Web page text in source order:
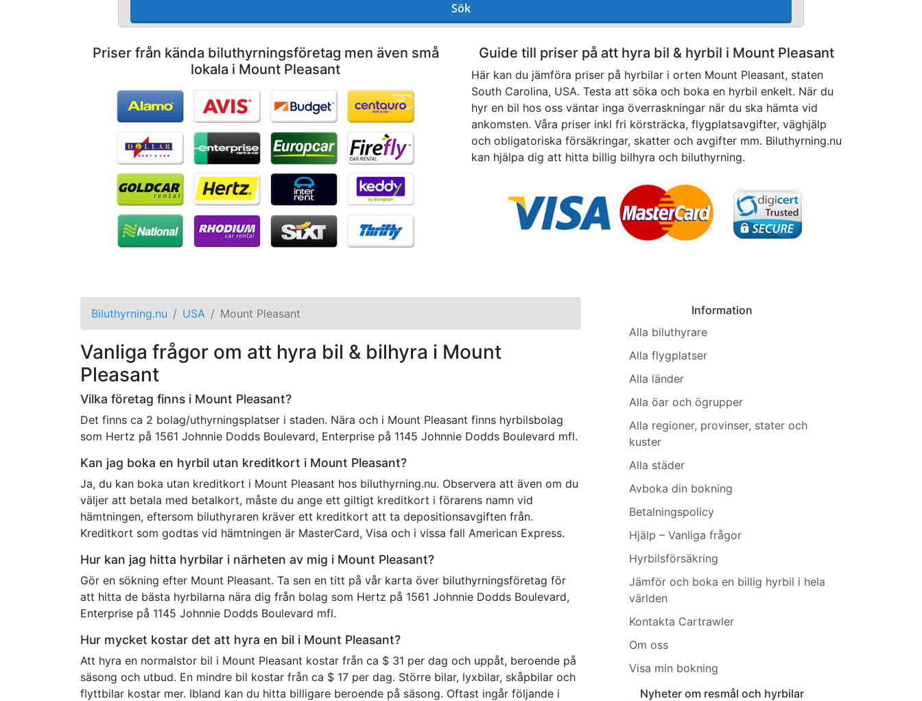
Sök
Priser från kända biluthyrningsföretag men även små
lokala i Mount Pleasant
Guide till priser på att hyra bil & hyrbil i Mount Pleasant
Här kan du jämföra priser på hyrbilar i orten Mount Pleasant, staten
South Carolina, USA. Testa att söka och boka en hyrbil enkelt. När du
hyr en bil hos oss väntar inga överraskningar när du ska hämta vid
ankomsten. Våra priser inkl fri körsträcka, flygplatsavgifter, väghjälp
och obligatoriska försäkringar, skatter och avgifter mm. Biluthyrning.nu
kan hjälpa dig att hitta billig bilhyra och biluthyrning.
Biluthyrning.nu USA Mount Pleasant
Vanliga frågor om att hyra bil & bilhyra i Mount
Pleasant
Vilka företag finns i Mount Pleasant?
Det finns ca 2 bolag/uthyrningsplatser i staden. Nära och i Mount Pleasant finns hyrbilsbolag
som Hertz på 1561 Johnnie Dodds Boulevard, Enterprise på 1145 Johnnie Dodds Boulevard mfl.
Kan jag boka en hyrbil utan kreditkort i Mount Pleasant?
Ja, du kan boka utan kreditkort i Mount Pleasant hos biluthyrning.nu. Observera att även om du
väljer att betala med betalkort, måste du ange ett giltigt kreditkort i förarens namn vid
hämtningen, eftersom biluthyraren kräver ett kreditkort att ta depositionsavgiften från.
Kreditkort som godtas vid hämtningen är MasterCard, Visa och i vissa fall American Express.
Hur kan jag hitta hyrbilar i närheten av mig i Mount Pleasant?
Gör en sökning efter Mount Pleasant. Ta sen en titt på vår karta över biluthyrningsföretag för
att hitta de bästa hyrbilarna nära dig från bolag som Hertz på 1561 Johnnie Dodds Boulevard,
Enterprise på 1145 Johnnie Dodds Boulevard mfl.
Hur mycket kostar det att hyra en bil i Mount Pleasant?
Att hyra en normalstor bil i Mount Pleasant kostar från ca $ 31 per dag och uppåt, beroende på
säsong och utbud. En mindre bil kostar från ca $ 17 per dag. Större bilar, lyxbilar, skåpbilar och
flyttbilar kostar mer. Ibland kan du hitta billigare beroende på säsong. Oftast ingår följande i
Information
Alla biluthyrare
Alla flygplatser
Alla länder
Alla öar och ögrupper
Alla regioner, provinser, stater och
kuster
Alla städer
Avboka din bokning
Betalningspolicy
Hjälp – Vanliga frågor
Hyrbilsförsäkring
Jämför och boka en billig hyrbil i hela
världen
Kontakta Cartrawler
Om oss
Visa min bokning
Nyheter om resmål och hyrbilar